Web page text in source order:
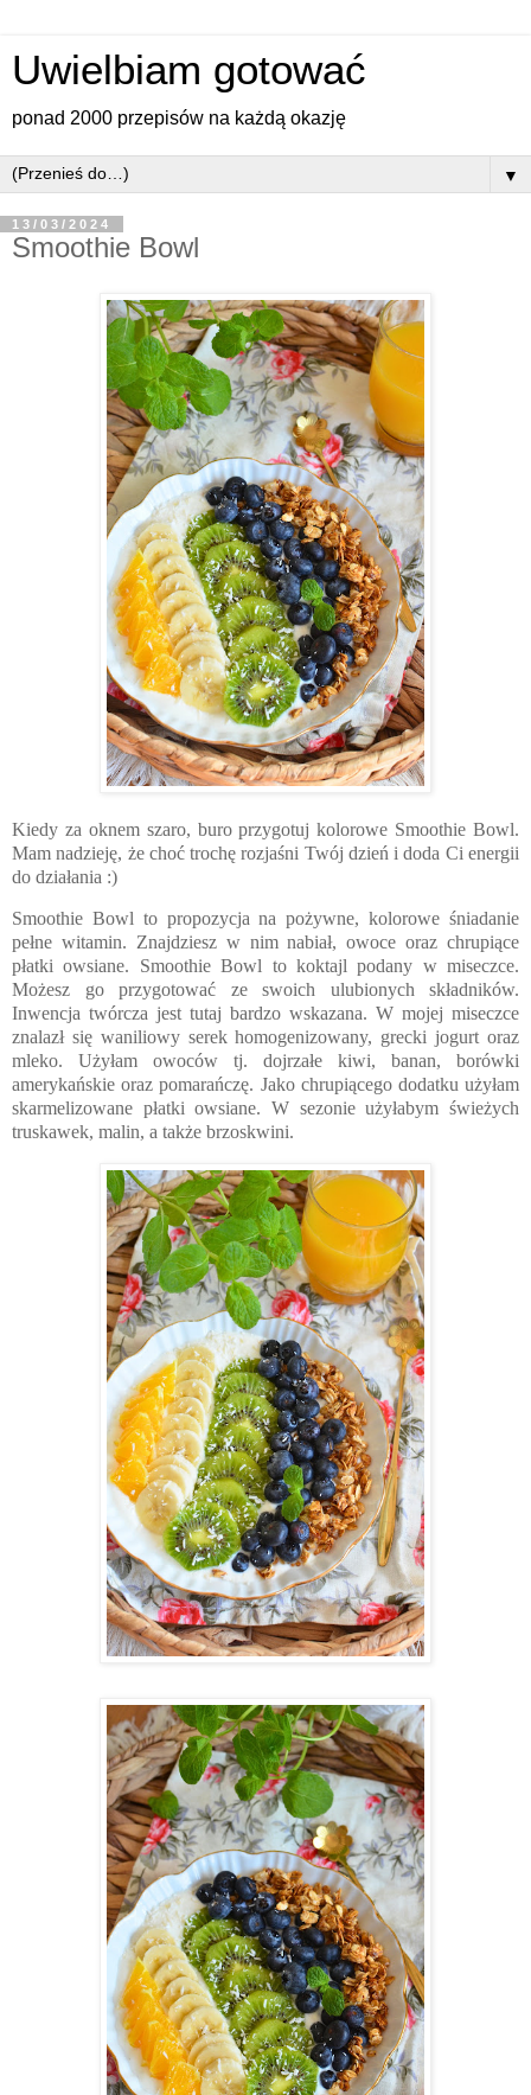
Uwielbiam gotować
ponad 2000 przepisów na każdą okazję
▼
13/03/2024
Smoothie Bowl
Kiedy za oknem szaro, buro przygotuj kolorowe Smoothie Bowl.
Mam nadzieję, że choć trochę rozjaśni Twój dzień i doda Ci energii
do działania :)
Smoothie Bowl to propozycja na pożywne, kolorowe śniadanie
pełne witamin. Znajdziesz w nim nabiał, owoce oraz chrupiące
płatki owsiane. Smoothie Bowl to koktajl podany w miseczce.
Możesz go przygotować ze swoich ulubionych składników.
Inwencja twórcza jest tutaj bardzo wskazana. W mojej miseczce
znalazł się waniliowy serek homogenizowany, grecki jogurt oraz
mleko. Użyłam owoców tj. dojrzałe kiwi, banan, borówki
amerykańskie oraz pomarańczę. Jako chrupiącego dodatku użyłam
skarmelizowane płatki owsiane. W sezonie użyłabym świeżych
truskawek, malin, a także brzoskwini.